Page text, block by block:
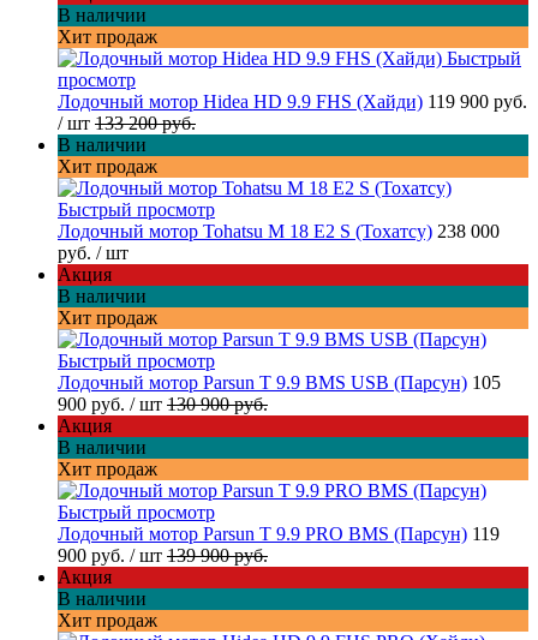
В наличии
Хит продаж
Быстрый
просмотр
Лодочный мотор Hidea HD 9.9 FHS (Хайди) 119 900 руб.
/ шт 133 200 руб.
В наличии
Хит продаж
Быстрый просмотр
Лодочный мотор Tohatsu M 18 E2 S (Тохатсу) 238 000
руб. / шт
Акция
В наличии
Хит продаж
Быстрый просмотр
Лодочный мотор Parsun T 9.9 BMS USB (Парсун) 105
900 руб. / шт 130 900 руб.
Акция
В наличии
Хит продаж
Быстрый просмотр
Лодочный мотор Parsun T 9.9 PRO BMS (Парсун) 119
900 руб. / шт 139 900 руб.
Акция
В наличии
Хит продаж